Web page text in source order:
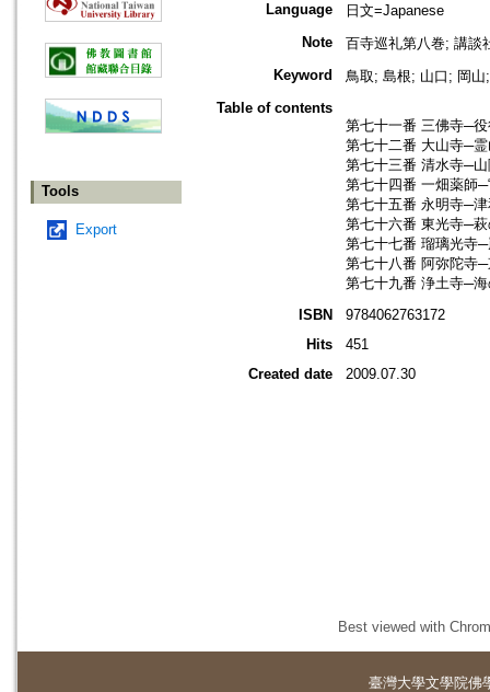
Tools
Export
Language
日文=Japanese
Note
百寺巡礼第八巻; 講談
Keyword
鳥取; 島根; 山口; 岡山
Table of contents
第七十一番 三佛寺─
第七十二番 大山寺─
第七十三番 清水寺─
第七十四番 一畑薬師
第七十五番 永明寺─
第七十六番 東光寺─
第七十七番 瑠璃光寺
第七十八番 阿弥陀寺
第七十九番 浄土寺─
ISBN
9784062763172
Hits
451
Created date
2009.07.30
Best viewed with
臺灣大學文學院佛